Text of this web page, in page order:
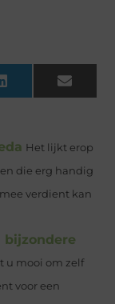
LinkedIn Email
Het lijkt erop
die erg handig
verdient kan
bijzondere
u mooi om zelf
voor een